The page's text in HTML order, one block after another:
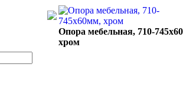
Опора мебельная, 710-
хром